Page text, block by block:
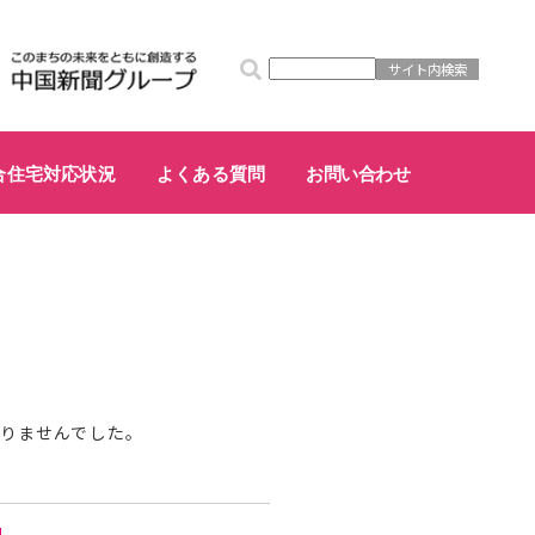
住宅対応状況 よくある質問 お問い合わせ
せんでした。